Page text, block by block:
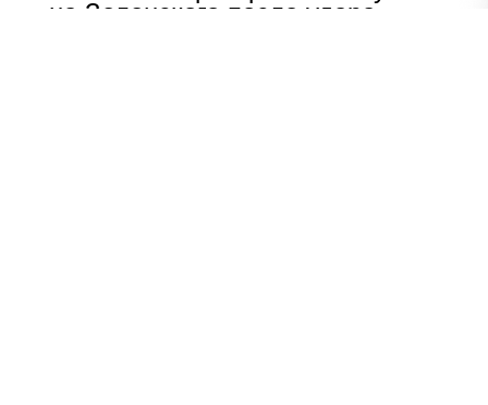
на Зеленского после удара